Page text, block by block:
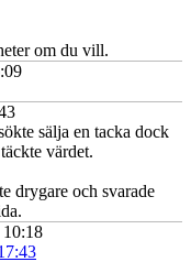
om du vill.
sälja en tacka dock
värdet.
drygare och svarade